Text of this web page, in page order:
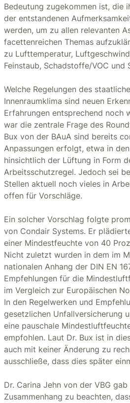
Bedeutung zugekommen ist, die
der entstandenen
werden, um zu allen relevanten
facettenreichen Themas
zu Lufttemperatur,
Feinstaub, Schadstoffe/VOC und
Welche Regelungen des
Innenraumklima sind neuen
Erfahrungen entsprechend noch
war die zentrale Frage des
Bux von der BAuA sind bereits
Anpassungen erfolgt, etwa in
hinsichtlich der Lüftung in Form
Arbeitsschutzregel. Jedoch sei
Stellen aktuell noch vieles in
offen für Vorschläge.
Ein solcher Vorschlag folgte
von Condair Systems. Er
einer Mindestfeuchte von 40
Nicht zuletzt wurden in dem im
nationalen Anhang der DIN EN
Empfehlungen für die
im Vergleich zur Europäischen
In den Regelwerken und
gesetzlichen Unfallversicherung
eine pauschale
empfohlen. Laut Dr. Bux ist in
auch mit keiner Änderung zu
ausschließe, dass dies später
Dr. Carina Jehn von der VBG gab
Zusammenhang zu beachten,